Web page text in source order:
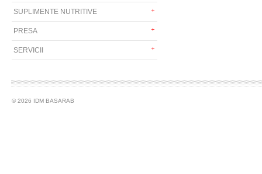
SUPLIMENTE NUTRITIVE
PRESA
SERVICII
© 2026 IDM BASARAB